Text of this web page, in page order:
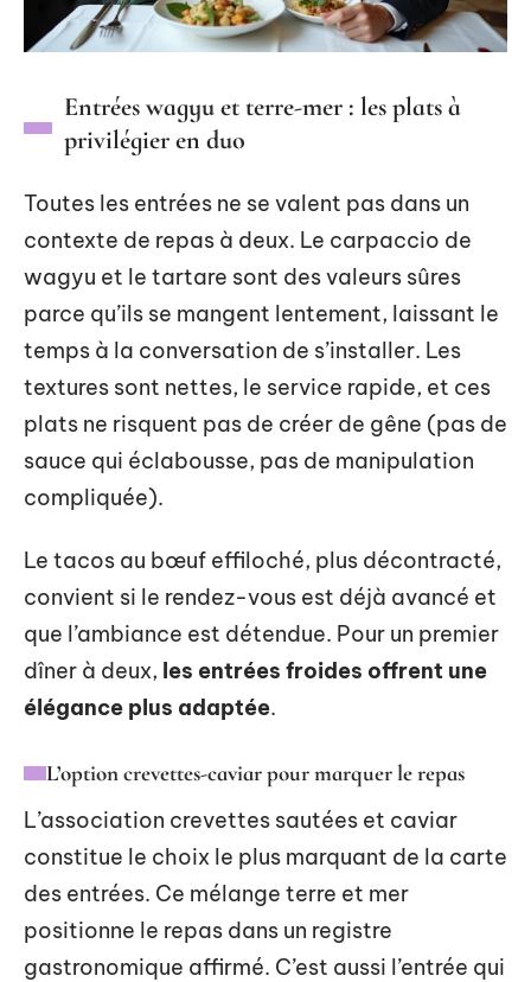
Entrées wagyu et terre-mer : les plats à
privilégier en duo
Toutes les entrées ne se valent pas dans un
contexte de repas à deux. Le carpaccio de
wagyu et le tartare sont des valeurs sûres
parce qu’ils se mangent lentement, laissant le
temps à la conversation de s’installer. Les
textures sont nettes, le service rapide, et ces
plats ne risquent pas de créer de gêne (pas de
sauce qui éclabousse, pas de manipulation
compliquée).
Le tacos au bœuf effiloché, plus décontracté,
convient si le rendez-vous est déjà avancé et
que l’ambiance est détendue. Pour un premier
dîner à deux, les entrées froides offrent une
élégance plus adaptée.
L’option crevettes-caviar pour marquer le repas
L’association crevettes sautées et caviar
constitue le choix le plus marquant de la carte
des entrées. Ce mélange terre et mer
positionne le repas dans un registre
gastronomique affirmé. C’est aussi l’entrée qui